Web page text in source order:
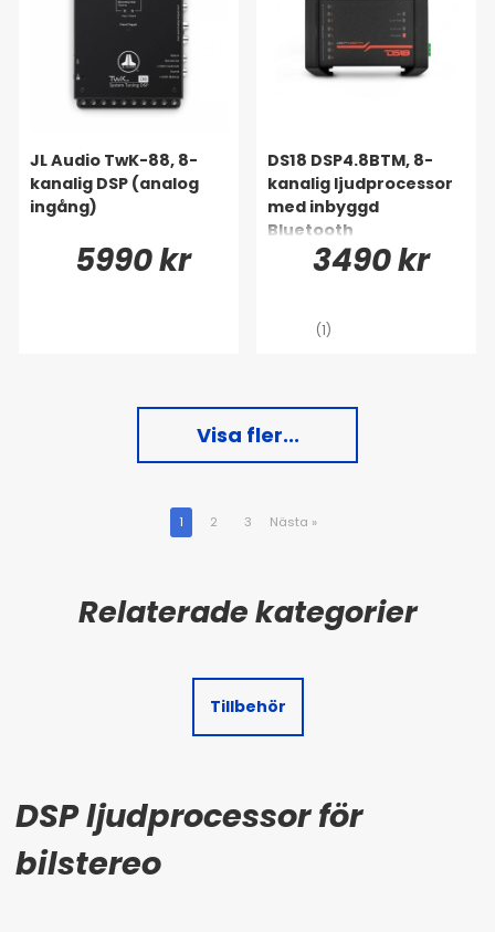
JL Audio TwK-88, 8-
kanalig DSP (analog
ingång)
5990 kr
DS18 DSP4.8BTM, 8-
kanalig ljudprocessor
med inbyggd
Bluetooth
3490 kr
(1)
Visa fler...
1 2 3 Nästa »
Tillbehör
DSP ljudprocessor för
bilstereo